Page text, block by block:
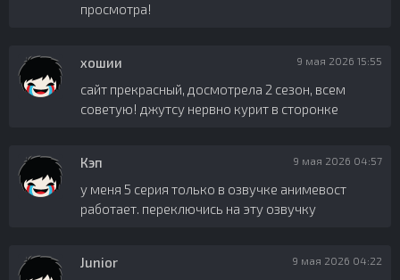
просмотра!
хошии 9 мая 2026 15:55
сайт прекрасный, досмотрела 2 сезон, всем
советую! джутсу нервно курит в сторонке
Кэп 9 мая 2026 04:57
у меня 5 серия только в озвучке анимевост
работает. переключись на эту озвучку
Junior 9 мая 2026 04:22